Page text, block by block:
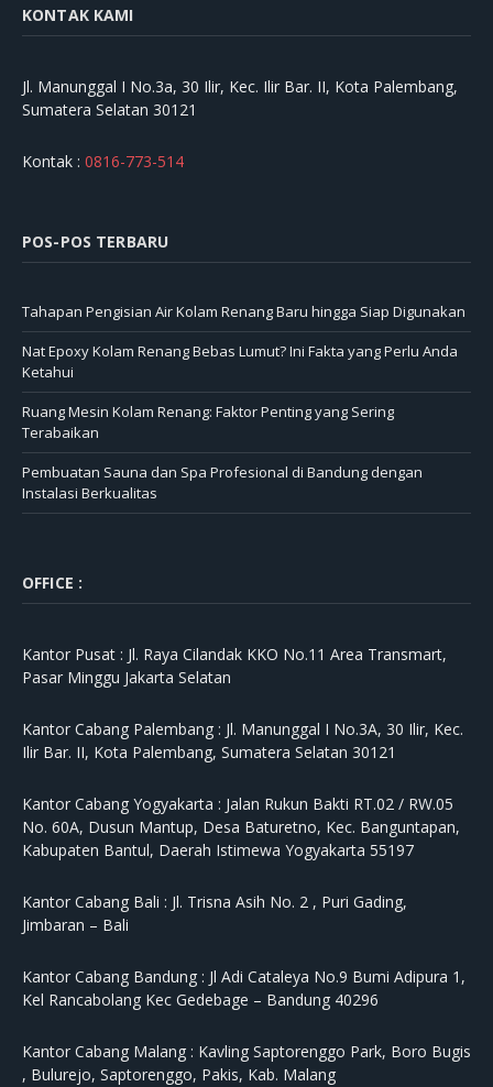
KONTAK KAMI
Jl. Manunggal I No.3a, 30 Ilir, Kec. Ilir Bar. II, Kota Palembang,
Sumatera Selatan 30121
Kontak : 0816-773-514
POS-POS TERBARU
Tahapan Pengisian Air Kolam Renang Baru hingga Siap Digunakan
Nat Epoxy Kolam Renang Bebas Lumut? Ini Fakta yang Perlu Anda
Ketahui
Ruang Mesin Kolam Renang: Faktor Penting yang Sering
Terabaikan
Pembuatan Sauna dan Spa Profesional di Bandung dengan
Instalasi Berkualitas
OFFICE :
Kantor Pusat : Jl. Raya Cilandak KKO No.11 Area Transmart,
Pasar Minggu Jakarta Selatan
Kantor Cabang Palembang : Jl. Manunggal I No.3A, 30 Ilir, Kec.
Ilir Bar. II, Kota Palembang, Sumatera Selatan 30121
Kantor Cabang Yogyakarta : Jalan Rukun Bakti RT.02 / RW.05
No. 60A, Dusun Mantup, Desa Baturetno, Kec. Banguntapan,
Kabupaten Bantul, Daerah Istimewa Yogyakarta 55197
Kantor Cabang Bali : Jl. Trisna Asih No. 2 , Puri Gading,
Jimbaran – Bali
Kantor Cabang Bandung : Jl Adi Cataleya No.9 Bumi Adipura 1,
Kel Rancabolang Kec Gedebage – Bandung 40296
Kantor Cabang Malang : Kavling Saptorenggo Park, Boro Bugis
, Bulurejo, Saptorenggo, Pakis, Kab. Malang